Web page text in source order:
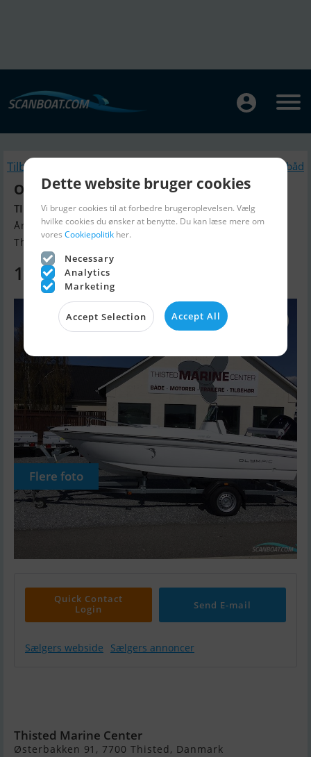
Tilbage Lignende Motorbåd
Olympic 490 SX - Mercury F60
TILBUD med 60 hk
Årgang 2026, Motorbåd til salg
Thisted, Danmark
159.900 DKK
Flere foto
Quick Contact
Login
Send E-mail
Sælgers webside Sælgers annoncer
Thisted Marine Center
Østerbakken 91, 7700 Thisted, Danmark
Dette website bruger cookies
Vi bruger cookies til at forbedre brugeroplevelsen. Vælg
hvilke cookies du ønsker at benytte. Du kan læse mere om
vores Cookiepolitik her.
Necessary
Analytics
Marketing
Accept Selection Accept All